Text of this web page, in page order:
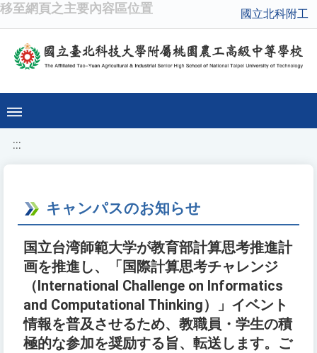
移至網頁之主要內容區位置 國立北科附工
:::
キャンパスのお知らせ
国立台湾師範大学が教育部計算思考推進計
画を推進し、「国際計算思考チャレンジ
（International Challenge on Informatics
and Computational Thinking）」イベント
情報を普及させるため、教職員・学生の積
極的な参加を奨励する旨、転送します。ご